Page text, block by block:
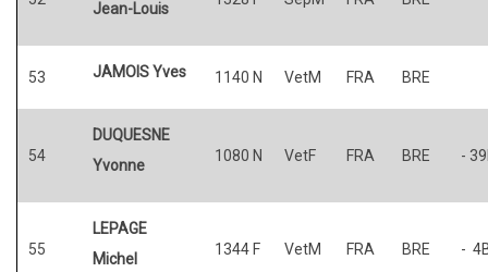
Jean-Louis
53 JAMOIS Yves 1140 N VetM FRA BRE
54
DUQUESNE
Yvonne
1080 N VetF FRA BRE -
55
LEPAGE
Michel
1344 F VetM FRA BRE -